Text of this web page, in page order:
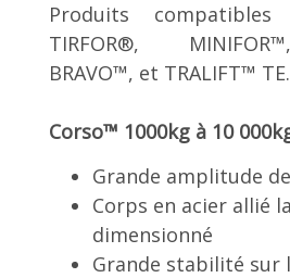
Produits
TIRFOR®,
BRAVO™, et TRALIFT™ TE.
Corso™ 1000kg à 10
Grande amplitude
Corps en acier allié
dimensionné
Grande stabilité sur